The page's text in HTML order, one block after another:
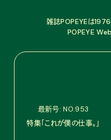
雑誌POPEYEは1976
POPEYE
最新号: NO.953
特集「これが僕の仕事。」